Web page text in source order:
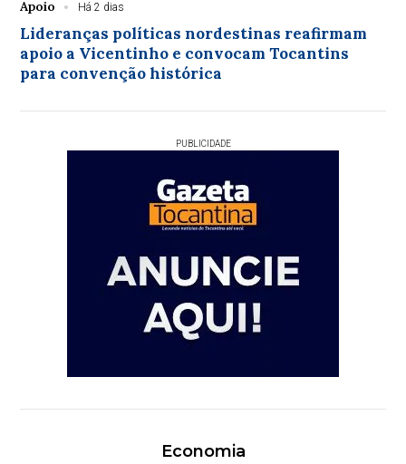
Apoio Há 2 dias
Lideranças políticas nordestinas reafirmam
apoio a Vicentinho e convocam Tocantins
para convenção histórica
PUBLICIDADE
Economia